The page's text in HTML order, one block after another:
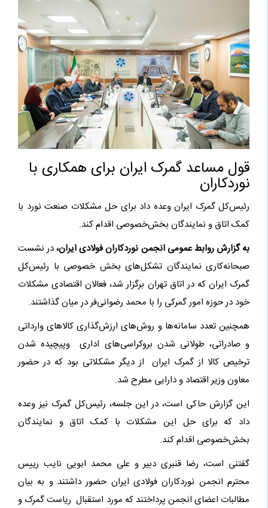
قول مساعد گمرک ایران برای همکاری با
نوردکاران
رئیس‌کل گمرک ایران وعده داد برای حل مشکلات صنعت نورد با
کمک اتاق و نمایندگان بخش‌خصوصی اقدام کند.
به گزارش روابط عمومی انجمن نوردکاران فولادی ایران،در نشست
صبحانه‌کاری نمایندگان تشکل‌های بخش خصوصی با رئیس‌کل
گمرک ایران که در اتاق تهران برگزار شد، فعالان اقتصادی مشکلات
خود در حوزه امور گمرکی را با محمد رضوانی‌فر در میان گذاشتند.
همچنین تعدد سامانه‌ها و روش‌های ارزش‌گذاری کالاهای وارداتی
و صادراتی، طولانی شدن بروکراسی‌‌های اداری وپیچیده شدن
ترخیص کالا از گمرک ایران از دیگر مشکلاتی بود که در حضور
معاون وزیر اقتصاد و دارایی مطرح شد.
این گزارش حاکی است، در این جلسه، رئیس‌کل گمرک نیز وعده
داد که برای حل این مشکلات با کمک اتاق و نمایندگان
بخش‌خصوصی اقدام کند.
گفتنی است، رضا قنبری دبیر و علی محمد ابویی نایب رییس
محترم انجمن نوردکاران فولادی ایران حضور داشتند و به بیان
مطالبات اعضای انجمن پرداختند که مورد استقبال ریاست گمرک و